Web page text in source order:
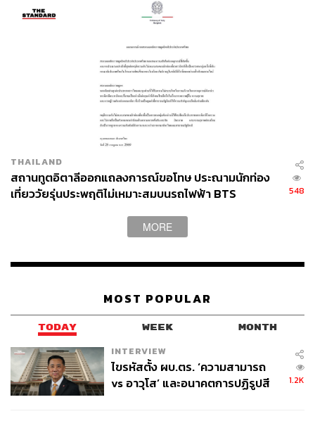
THAILAND
สถานทูตอิตาลีออกแถลงการณ์ขอโทษ ประณามนักท่อง
เที่ยววัยรุ่นประพฤติไม่เหมาะสมบนรถไฟฟ้า BTS
548
MORE
MOST POPULAR
TODAY WEEK MONTH
INTERVIEW
ไขรหัสตั้ง ผบ.ตร. ‘ความสามารถ
vs อาวุโส’ และอนาคตการปฏิรูปสี
1.2K